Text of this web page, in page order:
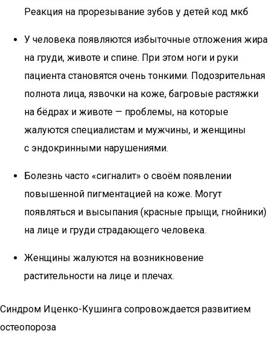
Реакция на прорезывание зубов у детей код мкб
У человека появляются избыточные отложения жира
на груди, животе и спине. При этом ноги и руки
пациента становятся очень тонкими. Подозрительная
полнота лица, язвочки на коже, багровые растяжки
на бёдрах и животе — проблемы, на которые
жалуются специалистам и мужчины, и женщины
с эндокринными нарушениями.
Болезнь часто «сигналит» о своём появлении
повышенной пигментацией на коже. Могут
появляться и высыпания (красные прыщи, гнойники)
на лице и груди страдающего человека.
Женщины жалуются на возникновение
растительности на лице и плечах.
Синдром Иценко-Кушинга сопровождается развитием
остеопороза